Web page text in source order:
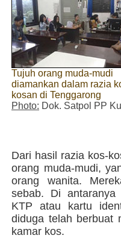
Tujuh orang muda-mudi
diamankan dalam razia
kosan di Tenggarong
Photo: Dok. Satpol PP
Dari hasil razia kos-
orang muda-mudi,
orang wanita.
sebab. Di
KTP atau kartu
diduga telah berbuat
kamar kos.